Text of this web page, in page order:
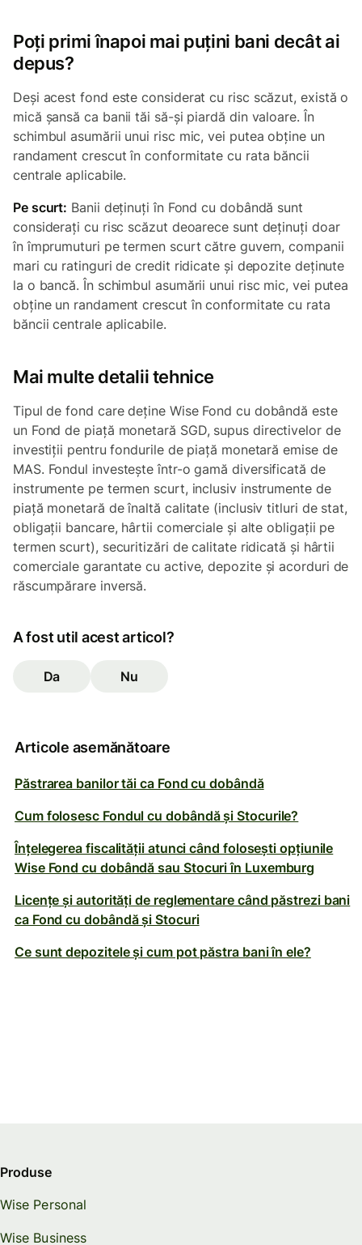
Poți primi înapoi mai puțini bani decât ai
depus?
Deși acest fond este considerat cu risc scăzut, există o
mică șansă ca banii tăi să-și piardă din valoare. În
schimbul asumării unui risc mic, vei putea obține un
randament crescut în conformitate cu rata băncii
centrale aplicabile.
Pe scurt: Banii deținuți în Fond cu dobândă sunt
considerați cu risc scăzut deoarece sunt deținuți doar
în împrumuturi pe termen scurt către guvern, companii
mari cu ratinguri de credit ridicate și depozite deținute
la o bancă. În schimbul asumării unui risc mic, vei putea
obține un randament crescut în conformitate cu rata
băncii centrale aplicabile.
Mai multe detalii tehnice
Tipul de fond care deține Wise Fond cu dobândă este
un Fond de piață monetară SGD, supus directivelor de
investiții pentru fondurile de piață monetară emise de
MAS. Fondul investește într-o gamă diversificată de
instrumente pe termen scurt, inclusiv instrumente de
piață monetară de înaltă calitate (inclusiv titluri de stat,
obligații bancare, hârtii comerciale și alte obligații pe
termen scurt), securitizări de calitate ridicată și hârtii
comerciale garantate cu active, depozite și acorduri de
răscumpărare inversă.
A fost util acest articol?
Da Nu
Articole asemănătoare
Păstrarea banilor tăi ca Fond cu dobândă
Cum folosesc Fondul cu dobândă și Stocurile?
Înțelegerea fiscalității atunci când folosești opțiunile
Wise Fond cu dobândă sau Stocuri în Luxemburg
Licențe și autorități de reglementare când păstrezi bani
ca Fond cu dobândă și Stocuri
Ce sunt depozitele și cum pot păstra bani în ele?
Produse
Wise Personal
Wise Business